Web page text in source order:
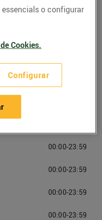
00:00-23:59
00:00-23:59
00:00-23:59
00:00-23:59
o configurar
Cookies.
Configurar